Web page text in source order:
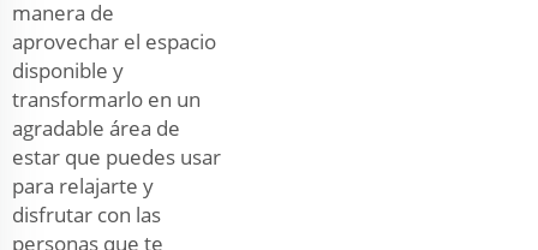
manera de
aprovechar el espacio
disponible y
transformarlo en un
agradable área de
estar que puedes usar
para relajarte y
disfrutar con las
personas que te